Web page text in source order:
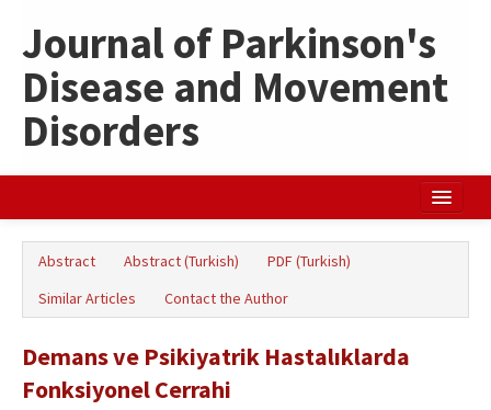
Journal of Parkinson's
Disease and Movement
Disorders
Türkçe
Abstract Abstract (Turkish)
PDF (Turkish)
Similar Articles
Contact the Author
Demans ve Psikiyatrik Hastalıklarda
Fonksiyonel Cerrahi